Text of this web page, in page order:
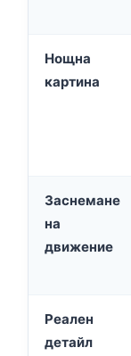
Нощна
картина
Заснемане
на
движение
Реален
детайл